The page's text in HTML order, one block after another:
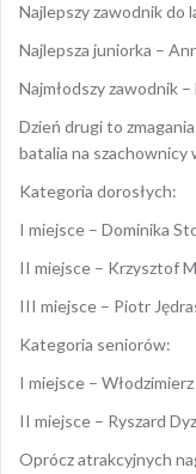
Najlepszy zawodnik do
Najlepsza juniorka –
Najmłodszy zawodnik
Dzień drugi to
batalia na szachownicy
Kategoria dorosłych:
I miejsce – Dominika
II miejsce – Krzysztof
III miejsce – Piotr
Kategoria seniorów:
I miejsce –
II miejsce – Ryszard
Oprócz atrakcyjnych